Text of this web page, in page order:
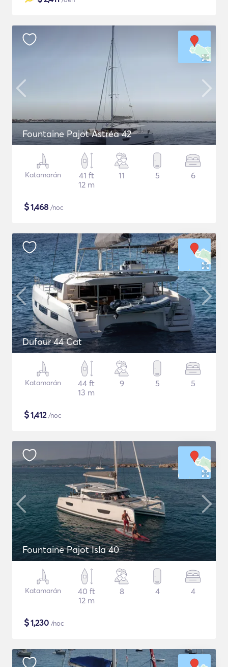
Fountaine Pajot Astréa 42
Katamarán
41 ft
12 m
11 5 6
$1,468 /noc
Dufour 44 Cat
Katamarán
44 ft
13 m
9 5 5
$1,412/noc
Fountaine Pajot Isla 40
Katamarán
40 ft
12 m
8 4 4
$1,230 /noc